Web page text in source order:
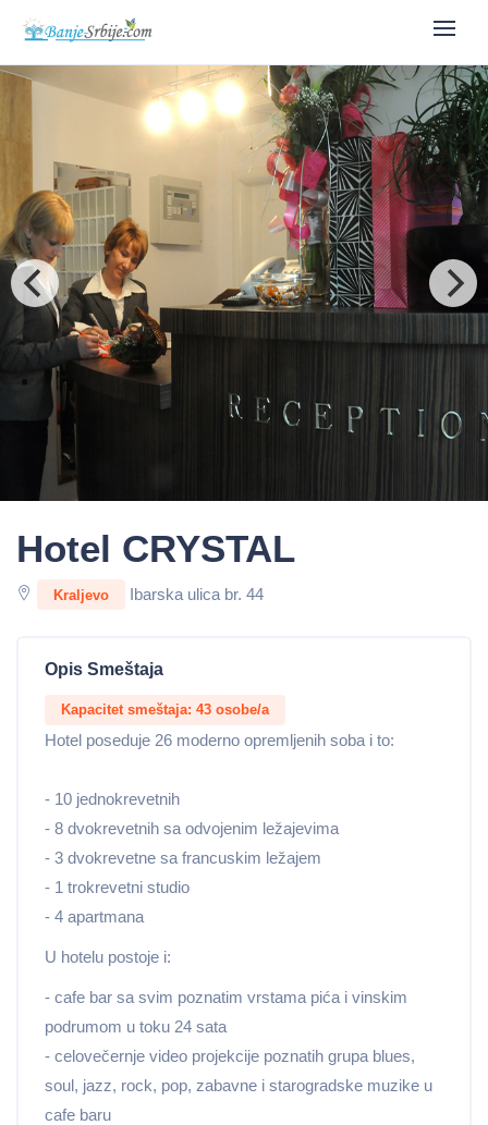
Hotel CRYSTAL
Kraljevo Ibarska ulica br. 44
Opis Smeštaja
Kapacitet smeštaja: 43 osobe/a
Hotel poseduje 26 moderno opremljenih soba i to:
- 10 jednokrevetnih
- 8 dvokrevetnih sa odvojenim ležajevima
- 3 dvokrevetne sa francuskim ležajem
- 1 trokrevetni studio
- 4 apartmana
U hotelu postoje i:
- cafe bar sa svim poznatim vrstama pića i vinskim
podrumom u toku 24 sata
- celovečernje video projekcije poznatih grupa blues,
soul, jazz, rock, pop, zabavne i starogradske muzike u
cafe baru